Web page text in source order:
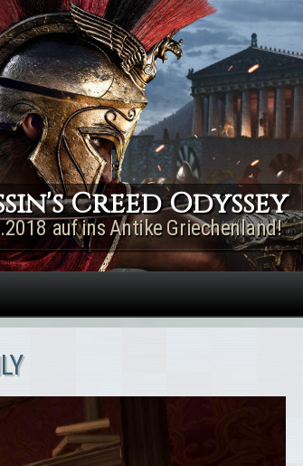
Direkt zum Inhalt
Creed Rogue
Remastered
Jetzt für PS4 & Xbox One!